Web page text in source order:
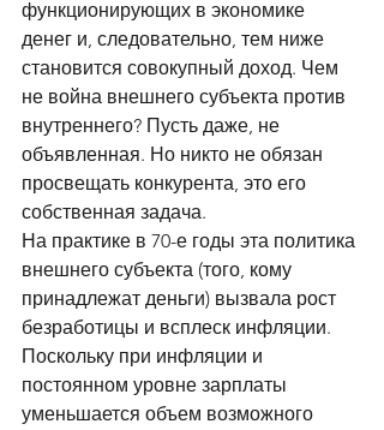
функционирующих в экономике
денег и, следовательно, тем ниже
становится совокупный доход. Чем
не война внешнего субъекта против
внутреннего? Пусть даже, не
объявленная. Но никто не обязан
просвещать конкурента, это его
собственная задача.
На практике в 70-е годы эта политика
внешнего субъекта (того, кому
принадлежат деньги) вызвала рост
безработицы и всплеск инфляции.
Поскольку при инфляции и
постоянном уровне зарплаты
уменьшается объем возможного